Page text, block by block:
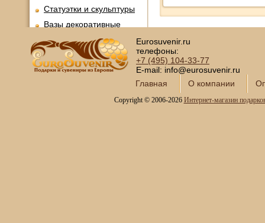
Статуэтки и скульптуры
Вазы декоративные
Часы интерьерные
Каминные часы и
аксессуары из бронзы
Eurosuvenir.ru
телефоны:
+7 (495) 104-33-77
E-mail: info@eurosuvenir.ru
Главная
О компании
Copyright © 2006-2026 Интернет-магазин